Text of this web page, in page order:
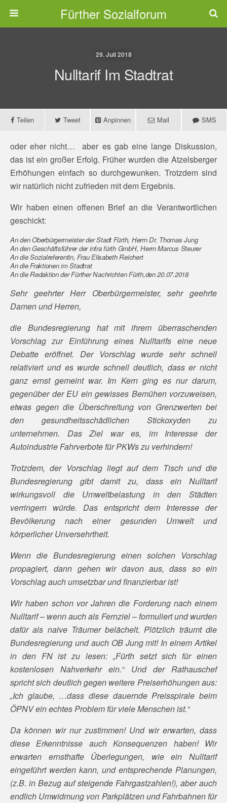
Fürther Sozialforum
29. Juli 2018
Nulltarif Im Stadtrat
Teilen Tweet Anpinnen Mail SMS
oder eher nicht… aber es gab eine lange Diskussion,
das ist ein großer Erfolg. Früher wurden die Atzelsberger
Erhöhungen einfach so durchgewunken. Trotzdem sind
wir natürlich nicht zufrieden mit dem Ergebnis.
Wir haben einen offenen Brief an die Verantwortlichen
geschickt:
An den Oberbürgermeister der Stadt Fürth, Herrn Dr. Thomas Jung
An den Geschäftsführer der infra fürth GmbH, Herrn Marcus Steurer
An die Sozialreferentin, Frau Elisabeth Reichert
An die Fraktionen im Stadtrat
An die Redaktion der Fürther Nachrichten Fürth,den 20.07.2018
Sehr geehrter Herr Oberbürgermeister, sehr geehrte
Damen und Herren,
die Bundesregierung hat mit ihrem überraschenden
Vorschlag zur Einführung eines Nulltarifs eine neue
Debatte eröffnet. Der Vorschlag wurde sehr schnell
relativiert und es wurde schnell deutlich, dass er nicht
ganz ernst gemeint war. Im Kern ging es nur darum,
gegenüber der EU ein gewisses Bemühen vorzuweisen,
etwas gegen die Überschreitung von Grenzwerten bei
den gesundheitsschädlichen Stickoxyden zu
unternehmen. Das Ziel war es, im Interesse der
Autoindustrie Fahrverbote für PKWs zu verhindern!
Trotzdem, der Vorschlag liegt auf dem Tisch und die
Bundesregierung gibt damit zu, dass ein Nulltarif
wirkungsvoll die Umweltbelastung in den Städten
verringern würde. Das entspricht dem Interesse der
Bevölkerung nach einer gesunden Umwelt und
körperlicher Unversehrtheit.
Wenn die Bundesregierung einen solchen Vorschlag
propagiert, dann gehen wir davon aus, dass so ein
Vorschlag auch umsetzbar und finanzierbar ist!
Wir haben schon vor Jahren die Forderung nach einem
Nulltarif – wenn auch als Fernziel – formuliert und wurden
dafür als naive Träumer belächelt. Plötzlich träumt die
Bundesregierung und auch OB Jung mit! In einem Artikel
in den FN ist zu lesen: „Fürth setzt sich für einen
kostenlosen Nahverkehr ein.“ Und der Rathauschef
spricht sich deutlich gegen weitere Preiserhöhungen aus:
„Ich glaube, …dass diese dauernde Preisspirale beim
ÖPNV ein echtes Problem für viele Menschen ist.“
Da können wir nur zustimmen! Und wir erwarten, dass
diese Erkenntnisse auch Konsequenzen haben! Wir
erwarten ernsthafte Überlegungen, wie ein Nulltarif
eingeführt werden kann, und entsprechende Planungen,
(z.B. in Bezug auf steigende Fahrgastzahlen!), aber auch
endlich Umwidmung von Parkplätzen und Fahrbahnen für